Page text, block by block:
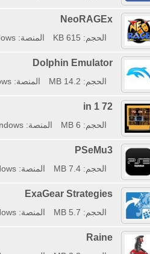
NeoRAGEx
الحجم: 615 KB المنصة: Windows
Dolphin Emulator
الحجم: 14.2 MB المنصة: Windows
72 in 1
الحجم: 6 MB المنصة: Windows
PSeMu3
الحجم: 7.4 MB المنصة: Windows
ExaGear Strategies
الحجم: 5.7 MB المنصة: Windows
Raine